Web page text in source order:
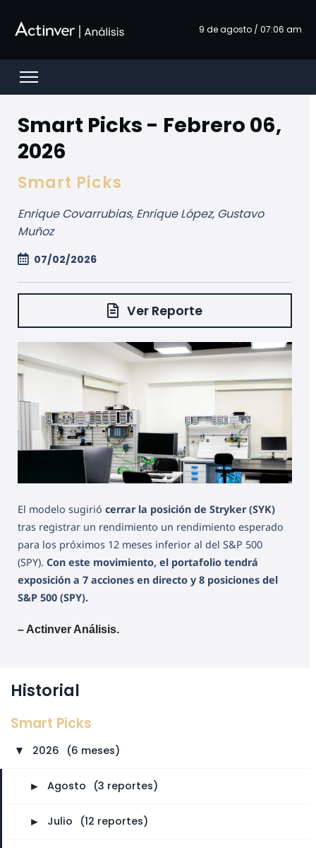
9 de agosto / 07:06 am
Open menu
Smart Picks - Febrero 06,
2026
Smart Picks
Enrique Covarrubias, Enrique López, Gustavo
Muñoz
07/02/2026
Ver Reporte
El modelo sugirió cerrar la posición de Stryker (SYK)
tras registrar un rendimiento un rendimiento esperado
para los próximos 12 meses inferior al del S&P 500
(SPY). Con este movimiento, el portafolio tendrá
exposición a 7 acciones en directo y 8 posiciones del
S&P 500 (SPY).
– Actinver Análisis.
Historial
Smart Picks
► 2026 (6 meses)
► Agosto (3 reportes)
► Julio (12 reportes)